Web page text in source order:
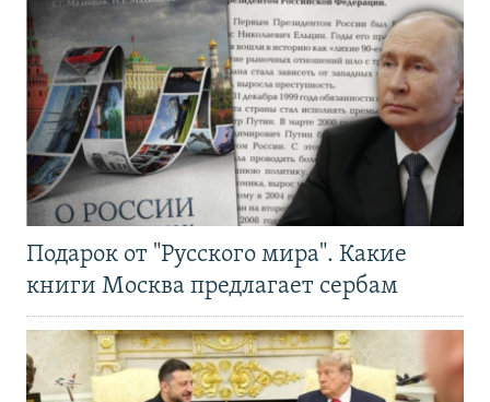
Подарок от "Русского мира". Какие
книги Москва предлагает сербам